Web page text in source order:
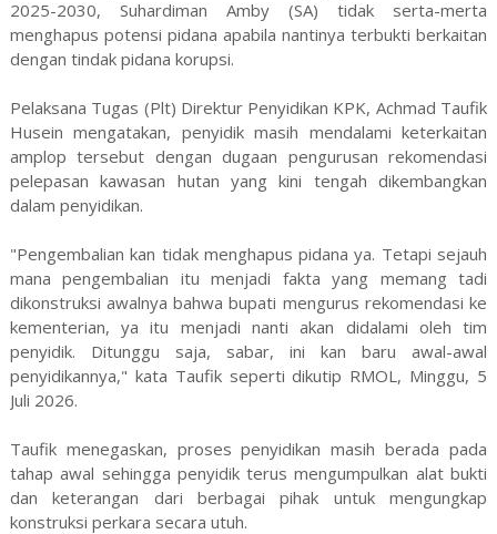
2025-2030, Suhardiman Amby (SA) tidak serta-merta
menghapus potensi pidana apabila nantinya terbukti berkaitan
dengan tindak pidana korupsi.
Pelaksana Tugas (Plt) Direktur Penyidikan KPK, Achmad Taufik
Husein mengatakan, penyidik masih mendalami keterkaitan
amplop tersebut dengan dugaan pengurusan rekomendasi
pelepasan kawasan hutan yang kini tengah dikembangkan
dalam penyidikan.
"Pengembalian kan tidak menghapus pidana ya. Tetapi sejauh
mana pengembalian itu menjadi fakta yang memang tadi
dikonstruksi awalnya bahwa bupati mengurus rekomendasi ke
kementerian, ya itu menjadi nanti akan didalami oleh tim
penyidik. Ditunggu saja, sabar, ini kan baru awal-awal
penyidikannya," kata Taufik seperti dikutip RMOL, Minggu, 5
Juli 2026.
Taufik menegaskan, proses penyidikan masih berada pada
tahap awal sehingga penyidik terus mengumpulkan alat bukti
dan keterangan dari berbagai pihak untuk mengungkap
konstruksi perkara secara utuh.